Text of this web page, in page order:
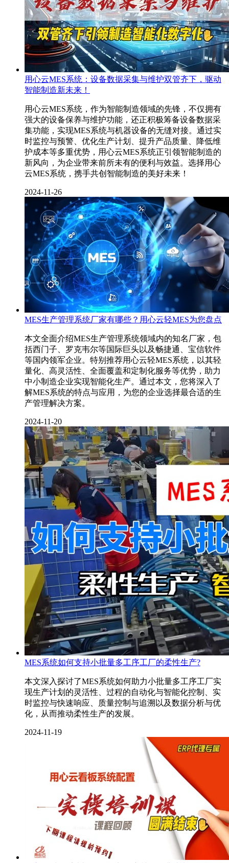
用心云MES系统：设备数据采集与维护双管齐下，驱动
智能制造新未来！
用心云MES系统，作为智能制造领域的先锋，不仅拥有
强大的设备保养与维护功能，还正积极筹备设备数据采
集功能，实现MES系统与机器设备的无缝对接。通过实
时监控与预警、优化生产计划、提升产品质量、降低维
护成本等多重优势，用心云MES系统正引领智能制造的
新风向，为企业带来前所未有的便利与效益。选择用心
云MES系统，携手共创智能制造的美好未来！
2024-11-26
MES生产管理系统厂家有哪些？用心云轻MES为您盘点
本文全面介绍MES生产管理系统领域内的知名厂家，包
括西门子、罗克韦尔等国际巨头以及畅捷通、宝信软件
等国内领军企业。特别推荐用心云轻MES系统，以其轻
量化、高灵活性、全面覆盖和定制化服务等优势，助力
中小制造企业实现智能化生产。通过本文，您将深入了
解MES系统的特点与应用，为您的企业选择最合适的生
产管理解决方案。
2024-11-20
MES系统如何支持小批量多工序工厂的柔性生产?
本文深入探讨了MES系统如何助力小批量多工序工厂实
现生产计划的灵活性、过程的自动化与智能化控制、实
时监控与快速响应、质量控制与追溯以及数据分析与优
化，从而推动柔性生产的发展。
2024-11-19